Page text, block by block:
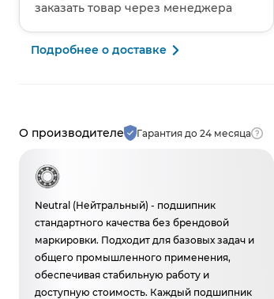
заказать товар через менеджера
Подробнее о доставке
Производитель и гарантия
О производителе Гарантия до 24 месяца
Neutral (Нейтральный) - подшипник
стандартного качества без брендовой
маркировки. Подходит для базовых задач и
общего промышленного применения,
обеспечивая стабильную работу и
доступную стоимость. Каждый подшипник